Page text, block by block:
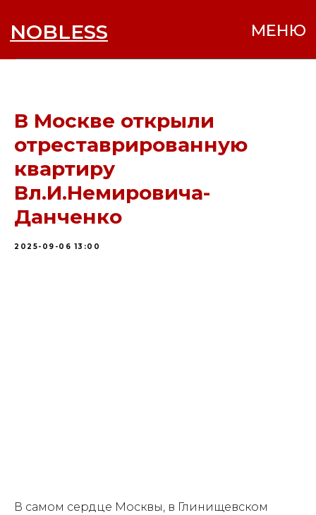
NOBLESS
В Москве открыли
отреставрированную
квартиру
Вл.И.Немировича-
Данченко
2025-09-06 13:00
В самом сердце Москвы, в Глинищевском